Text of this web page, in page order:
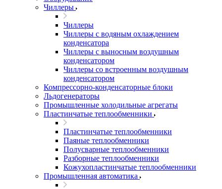
Чиллеры
Чиллеры
Чиллеры с водяным охлаждением
конденсатора
Чиллеры с выносным воздушным
конденсатором
Чиллеры со встроенным воздушным
конденсатором
Компрессорно-конденсаторные блоки
Льдогенераторы
Промышленные холодильные агрегаты
Пластинчатые теплообменники
Пластинчатые теплообменники
Паяные теплообменники
Полусварные теплообменники
Разборные теплообменники
Кожухопластинчатые теплообменники
Промышленная автоматика